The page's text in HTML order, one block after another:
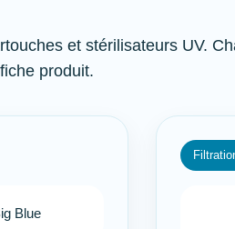
et stérilisateurs UV.
produit.